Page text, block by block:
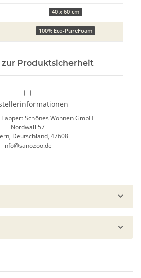
40 x 60 cm
100% Eco-PureFoam
zur Produktsicherheit
Schönes Wohnen GmbH
Nordwall 57
Deutschland, 47608
info@sanozoo.de